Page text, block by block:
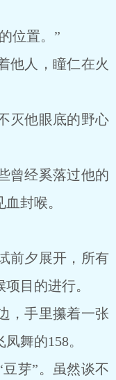
位置。”
人，瞳仁在火
他眼底的野心
经奚落过他的
封喉。
夕展开，所有
目的进行。
手里攥着一张
舞的158。
芽”。虽然谈不